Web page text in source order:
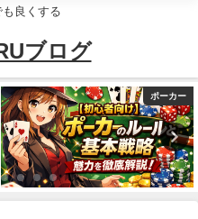
良くする
ブログ
ポーカー